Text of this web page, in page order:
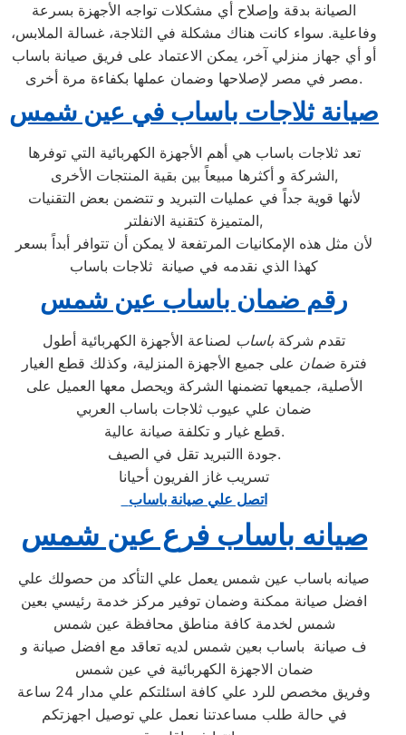
الصيانة بدقة وإصلاح أي مشكلات تواجه الأجهزة بسرعة
وفاعلية. سواء كانت هناك مشكلة في الثلاجة، غسالة الملابس،
أو أي جهاز منزلي آخر، يمكن الاعتماد على فريق صيانة باساب
مصر في مصر لإصلاحها وضمان عملها بكفاءة مرة أخرى.
صيانة ثلاجات باساب في عين شمس
تعد ثلاجات باساب هي أهم الأجهزة الكهربائية التي توفرها
الشركة و أكثرها مبيعاً بين بقية المنتجات الأخرى,
لأنها قوية جداً في عمليات التبريد و تتضمن بعض التقنيات
المتميزة كتقنية الانفلتر,
لأن مثل هذه الإمكانيات المرتفعة لا يمكن أن تتوافر أبداً بسعر
كهذا الذي نقدمه في صيانة ثلاجات باساب
رقم ضمان باساب عين شمس
تقدم شركة باساب لصناعة الأجهزة الكهربائية أطول
فترةضمان على جميع الأجهزة المنزلية، وكذلك قطع الغيار
الأصلية، جميعها تضمنها الشركة ويحصل معها العميل على
ضمان علي عيوب ثلاجات باساب العربي
قطع غيار و تكلفة صيانة عالية.
جودة االتبريد تقل في الصيف.
تسريب غاز الفريون أحيانا
اتصل علي صيانة باساب
صيانه باساب فرع عين شمس
صيانه باساب عين شمس يعمل علي التأكد من حصولك علي
افضل صيانة ممكنة وضمان توفير مركز خدمة رئيسي بعين
شمس لخدمة كافة مناطق محافظة عين شمس
ف صيانة باساب بعين شمس لديه تعاقد مع افضل صيانة و
ضمان الاجهزة الكهربائية في عين شمس
وفريق مخصص للرد علي كافة اسئلتكم علي مدار 24 ساعة
في حالة طلب مساعدتنا نعمل علي توصيل اجهزتكم